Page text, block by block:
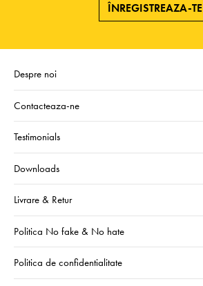
ÎNREGISTREAZA-TE
Despre noi
Contacteaza-ne
Testimonials
Downloads
Livrare & Retur
Politica No fake & No hate
Politica de confidentialitate